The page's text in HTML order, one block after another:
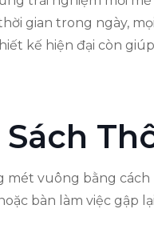
gian trong ngày,
kế hiện đại còn
vuông bằng
bàn làm việc gập